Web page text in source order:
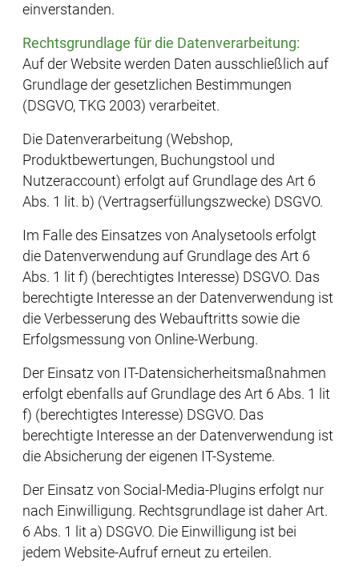
einverstanden.
Rechtsgrundlage für die Datenverarbeitung:
Auf der Website werden Daten ausschließlich auf
Grundlage der gesetzlichen Bestimmungen
(DSGVO, TKG 2003) verarbeitet.
Die Datenverarbeitung (Webshop,
Produktbewertungen, Buchungstool und
Nutzeraccount) erfolgt auf Grundlage des Art 6
Abs. 1 lit. b) (Vertragserfüllungszwecke) DSGVO.
Im Falle des Einsatzes von Analysetools erfolgt
die Datenverwendung auf Grundlage des Art 6
Abs. 1 lit f) (berechtigtes Interesse) DSGVO. Das
berechtigte Interesse an der Datenverwendung ist
die Verbesserung des Webauftritts sowie die
Erfolgsmessung von Online-Werbung.
Der Einsatz von IT-Datensicherheitsmaßnahmen
erfolgt ebenfalls auf Grundlage des Art 6 Abs. 1 lit
f) (berechtigtes Interesse) DSGVO. Das
berechtigte Interesse an der Datenverwendung ist
die Absicherung der eigenen IT-Systeme.
Der Einsatz von Social-Media-Plugins erfolgt nur
nach Einwilligung. Rechtsgrundlage ist daher Art.
6 Abs. 1 lit a) DSGVO. Die Einwilligung ist bei
jedem Website-Aufruf erneut zu erteilen.